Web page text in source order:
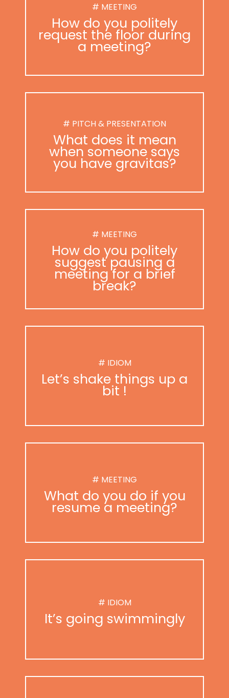
# MEETING
How do you politely
request the floor during
a meeting?
# PITCH & PRESENTATION
What does it mean
when someone says
you have gravitas?
# MEETING
How do you politely
suggest pausing a
meeting for a brief
break?
# IDIOM
Let’s shake things up a
bit !
# MEETING
What do you do if you
resume a meeting?
# IDIOM
It’s going swimmingly